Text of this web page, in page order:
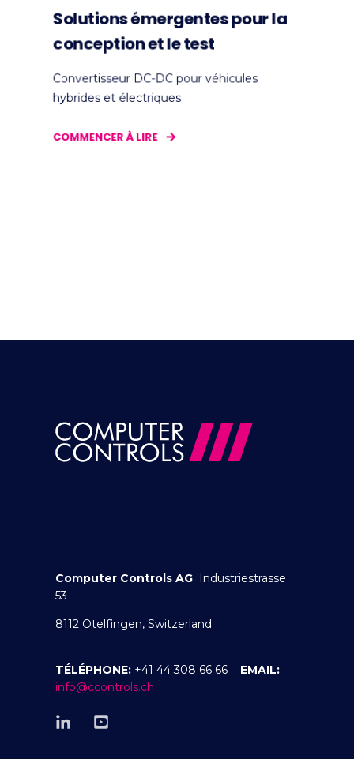
Solutions émergentes pour la
conception et le test
Convertisseur DC-DC pour véhicules
hybrides et électriques
COMMENCER À LIRE
Computer Controls AG Industriestrasse
53
8112 Otelfingen, Switzerland
TÉLÉPHONE: +41 44 308 66 66 EMAIL:
info@ccontrols.ch